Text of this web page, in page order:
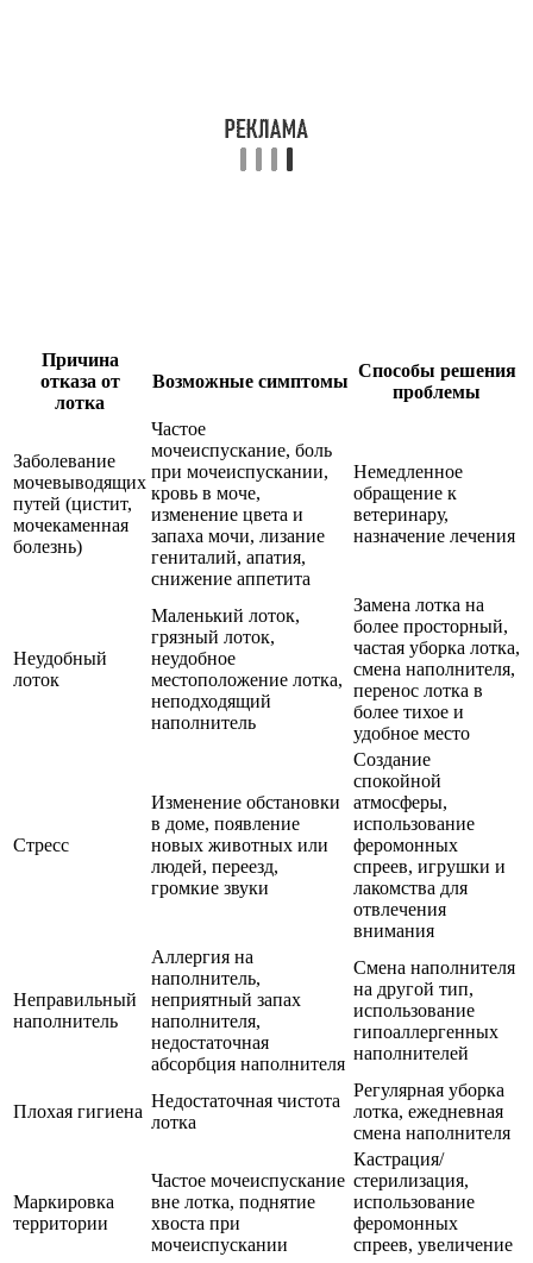
Причина
отказа от
лотка
Возможные симптомы
Способы решения
проблемы
Заболевание
мочевыводящих
путей (цистит,
мочекаменная
болезнь)
Частое
мочеиспускание, боль
при мочеиспускании,
кровь в моче,
изменение цвета и
запаха мочи, лизание
гениталий, апатия,
снижение аппетита
Немедленное
обращение к
ветеринару,
назначение лечения
Неудобный
лоток
Маленький лоток,
грязный лоток,
неудобное
местоположение лотка,
неподходящий
наполнитель
Замена лотка на
более просторный,
частая уборка лотка,
смена наполнителя,
перенос лотка в
более тихое и
удобное место
Стресс
Изменение обстановки
в доме, появление
новых животных или
людей, переезд,
громкие звуки
Создание
спокойной
атмосферы,
использование
феромонных
спреев, игрушки и
лакомства для
отвлечения
внимания
Неправильный
наполнитель
Аллергия на
наполнитель,
неприятный запах
наполнителя,
недостаточная
абсорбция наполнителя
Смена наполнителя
на другой тип,
использование
гипоаллергенных
наполнителей
Плохая гигиена
Недостаточная чистота
лотка
Регулярная уборка
лотка, ежедневная
смена наполнителя
Маркировка
территории
Частое мочеиспускание
вне лотка, поднятие
хвоста при
мочеиспускании
Кастрация/
стерилизация,
использование
феромонных
спреев, увеличение